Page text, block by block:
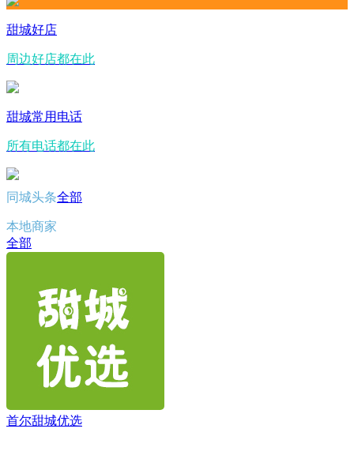
甜城好店
周边好店都在此
甜城常用电话
所有电话都在此
同城头条全部
本地商家
全部
首尔甜城优选